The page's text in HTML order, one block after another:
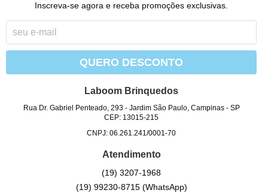
Inscreva-se agora e receba promoções exclusivas.
QUERO DESCONTO
Laboom Brinquedos
Rua Dr. Gabriel Penteado, 293- Jardim São Paulo, Campinas- SP
CEP: 13015-215
CNPJ: 06.261.241/0001-70
Atendimento
(19) 3207-1968
(19) 99230-8715 (WhatsApp)